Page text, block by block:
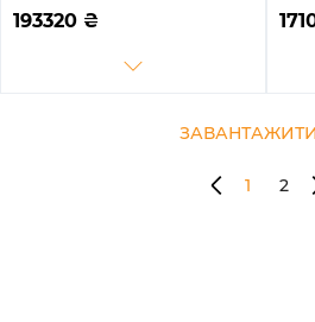
3BAT LiFePO4 ≥6000
циклів (SV-3DE10K1-
193320 ₴
1 2